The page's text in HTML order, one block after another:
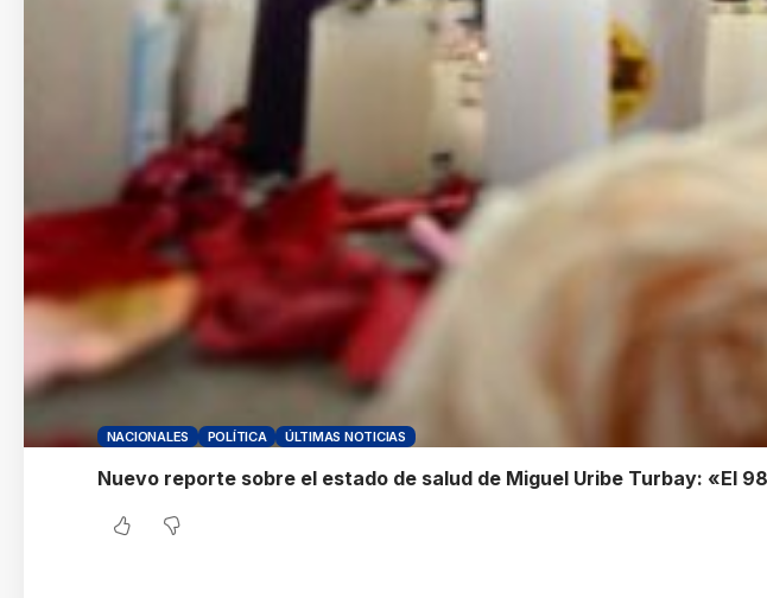
NACIONALES POLÍTICA ÚLTIMAS NOTICIAS
Nuevo reporte sobre el estado de salud de Miguel Uribe Turbay: «El